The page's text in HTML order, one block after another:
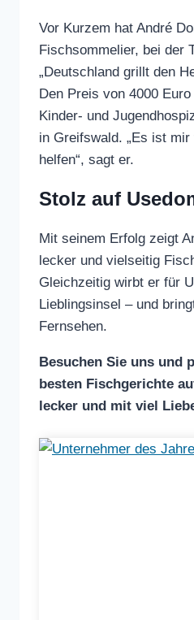
Vor Kurzem hat André
Fischsommelier, bei der
„Deutschland grillt den
Den Preis von 4000
Kinder- und
in Greifswald. „Es ist
helfen“, sagt er.
Stolz auf
Mit seinem Erfolg zeigt
lecker und vielseitig
Gleichzeitig wirbt er für
Lieblingsinsel – und
Fernsehen.
Besuchen Sie uns und
besten Fischgerichte
lecker und mit viel